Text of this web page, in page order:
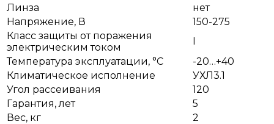
Линза
нет
Напряжение, В
150-275
Класс защиты от поражения
электрическим током
I
Температура эксплуатации, °С
-20…+40
Климатическое исполнение
УХЛ3.1
Угол рассеивания
120
Гарантия, лет
5
Вес, кг
2